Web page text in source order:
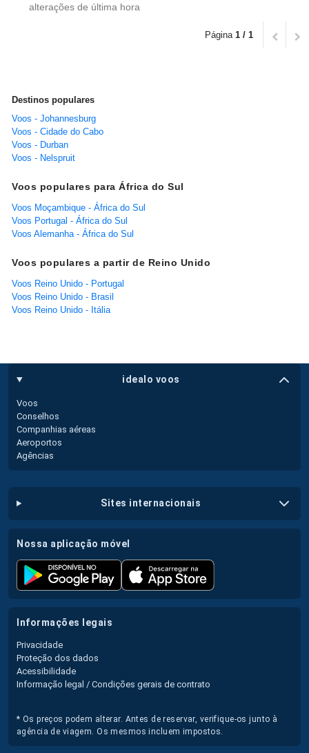
alterações de última hora
Página 1 / 1
Destinos populares
Voos - Johannesburg
Voos - Cidade do Cabo
Voos - Durban
Voos - Nelspruit
Voos populares para África do Sul
Voos Moçambique - África do Sul
Voos Portugal - África do Sul
Voos Alemanha - África do Sul
Voos populares a partir de Reino Unido
Voos Reino Unido - Portugal
Voos Reino Unido - Brasil
Voos Reino Unido - Itália
idealo voos
Voos
Conselhos
Companhias aéreas
Aeroportos
Agências
sites internacionais
nossa aplicação móvel
informações legais
Privacidade
Proteção dos dados
Acessibilidade
Informação legal / Condições gerais de contrato
* Os preços podem alterar. Antes de reservar, verifique-os junto à
agência de viagem. Os mesmos incluem impostos.